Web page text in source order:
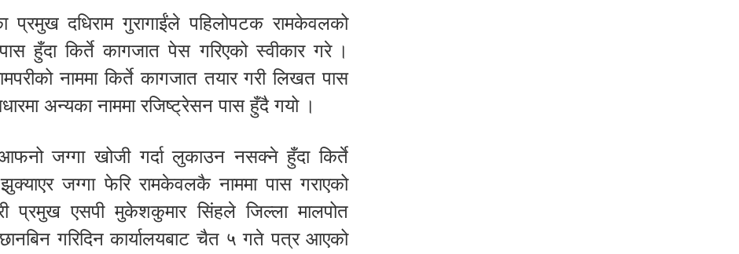
प्रमुख दधिराम गुरागाईंले पहिलोपटक रामकेवलको
हुँदा किर्ते कागजात पेस गरिएको स्वीकार गरे ।
नाममा किर्ते कागजात तयार गरी लिखत पास
अन्यका नाममा रजिष्ट्रेसन पास हुँदै गयो ।
जग्गा खोजी गर्दा लुकाउन नसक्ने हुँदा किर्ते
जग्गा फेरि रामकेवलकै नाममा पास गराएको
प्रमुख एसपी मुकेशकुमार सिंहले जिल्ला मालपोत
छानबिन गरिदिन कार्यालयबाट चैत ५ गते पत्र आएको